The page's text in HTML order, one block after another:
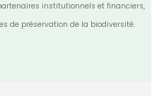
institutionnels et financiers,
de préservation de la biodiversité.